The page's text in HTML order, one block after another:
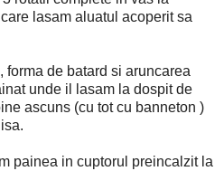
lasam aluatul acoperit sa
forma de batard si aruncarea
unde il lasam la dospit de
ascuns (cu tot cu banneton )
painea in cuptorul preincalzit la